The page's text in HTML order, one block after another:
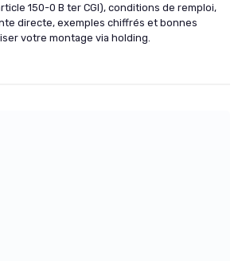
150-0 B ter CGI), conditions de remploi,
directe, exemples chiffrés et bonnes
votre montage via holding.